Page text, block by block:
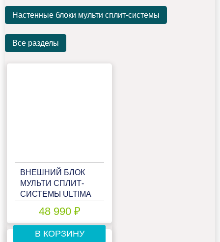
Настенные блоки мульти сплит-системы
Все разделы
ВНЕШНИЙ БЛОК
МУЛЬТИ СПЛИТ-
СИСТЕМЫ ULTIMA
UC-2FMA18-OUT
48 990 ₽
В КОРЗИНУ